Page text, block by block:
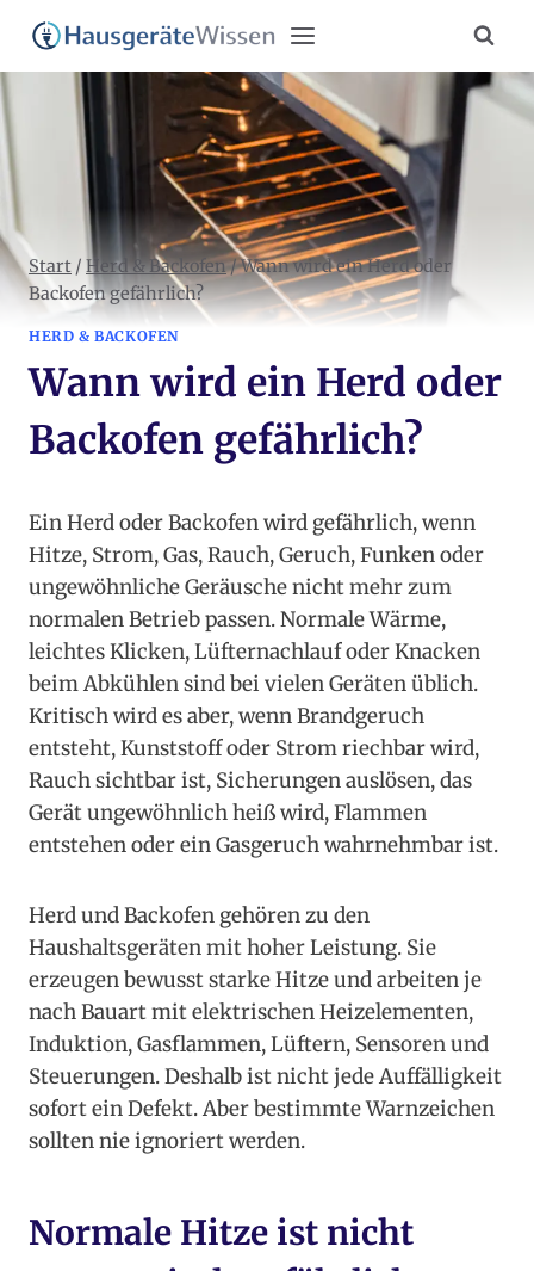
Zum
Inhalt
springen
Start / Herd & Backofen /Wann wird ein Herd oder
Backofen gefährlich?
HERD & BACKOFEN
Wann wird ein Herd oder
Backofen gefährlich?
Ein Herd oder Backofen wird gefährlich, wenn
Hitze, Strom, Gas, Rauch, Geruch, Funken oder
ungewöhnliche Geräusche nicht mehr zum
normalen Betrieb passen. Normale Wärme,
leichtes Klicken, Lüfternachlauf oder Knacken
beim Abkühlen sind bei vielen Geräten üblich.
Kritisch wird es aber, wenn Brandgeruch
entsteht, Kunststoff oder Strom riechbar wird,
Rauch sichtbar ist, Sicherungen auslösen, das
Gerät ungewöhnlich heiß wird, Flammen
entstehen oder ein Gasgeruch wahrnehmbar ist.
Herd und Backofen gehören zu den
Haushaltsgeräten mit hoher Leistung. Sie
erzeugen bewusst starke Hitze und arbeiten je
nach Bauart mit elektrischen Heizelementen,
Induktion, Gasflammen, Lüftern, Sensoren und
Steuerungen. Deshalb ist nicht jede Auffälligkeit
sofort ein Defekt. Aber bestimmte Warnzeichen
sollten nie ignoriert werden.
Normale Hitze ist nicht